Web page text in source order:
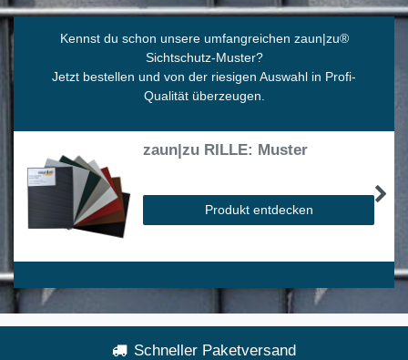
Kennst du schon unsere umfangreichen zaun|zu®
Sichtschutz-Muster?
Jetzt bestellen und von der riesigen Auswahl in Profi-
Qualität überzeugen.
zaun|zu RILLE: Muster
Produkt entdecken
Schneller Paketversand